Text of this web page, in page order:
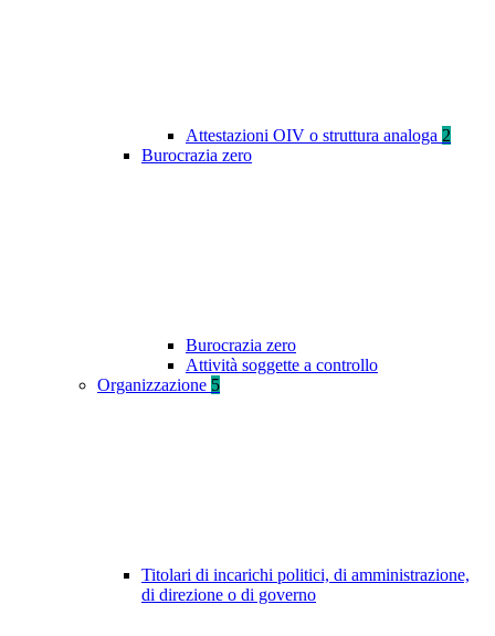
Attestazioni OIV o struttura analoga 2
Burocrazia zero
Burocrazia zero
Attività soggette a controllo
Organizzazione 5
Titolari di incarichi politici, di amministrazione,
di direzione o di governo